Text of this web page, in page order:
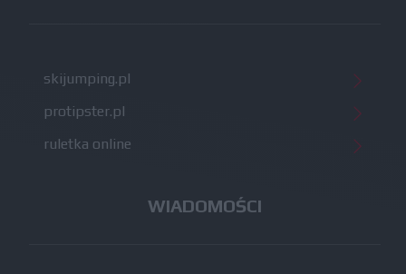
skijumping.pl
protipster.pl
ruletka online
WIADOMOŚCI